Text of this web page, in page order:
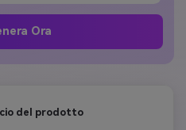
Ora
del prodotto